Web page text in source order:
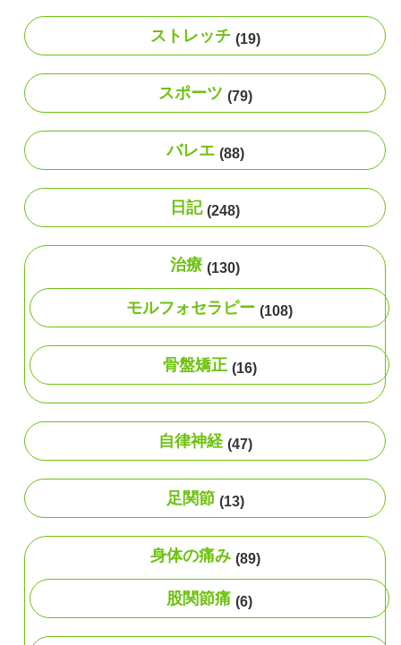
ストレッチ (19)
スポーツ (79)
バレエ (88)
日記 (248)
治療 (130)
モルフォセラピー (108)
骨盤矯正 (16)
自律神経 (47)
足関節 (13)
身体の痛み (89)
股関節痛 (6)